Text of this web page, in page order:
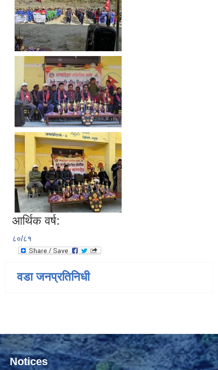
आर्थिक वर्ष:
८०/८१
वडा जनप्रतिनिधी
Notices